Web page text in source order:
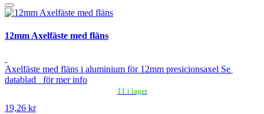
12mm Axelfäste med fläns
Axelfäste med fläns i aluminium för 12mm presicionsaxel Se
datablad för mer info
11 i lager
19,26 kr